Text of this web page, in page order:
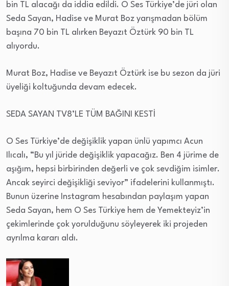
bin TL alacağı da iddia edildi. O Ses Türkiye’de jüri olan
Seda Sayan, Hadise ve Murat Boz yarışmadan bölüm
başına 70 bin TL alırken Beyazıt Öztürk 90 bin TL
alıyordu.
Murat Boz, Hadise ve Beyazıt Öztürk ise bu sezon da jüri
üyeliği koltuğunda devam edecek.
SEDA SAYAN TV8’LE TÜM BAĞINI KESTİ
O Ses Türkiye’de değişiklik yapan ünlü yapımcı Acun
Ilıcalı, “Bu yıl jüride değişiklik yapacağız. Ben 4 jürime de
aşığım, hepsi birbirinden değerli ve çok sevdiğim isimler.
Ancak seyirci değişikliği seviyor” ifadelerini kullanmıştı.
Bunun üzerine Instagram hesabından paylaşım yapan
Seda Sayan, hem O Ses Türkiye hem de Yemekteyiz’in
çekimlerinde çok yorulduğunu söyleyerek iki projeden
ayrılma kararı aldı.